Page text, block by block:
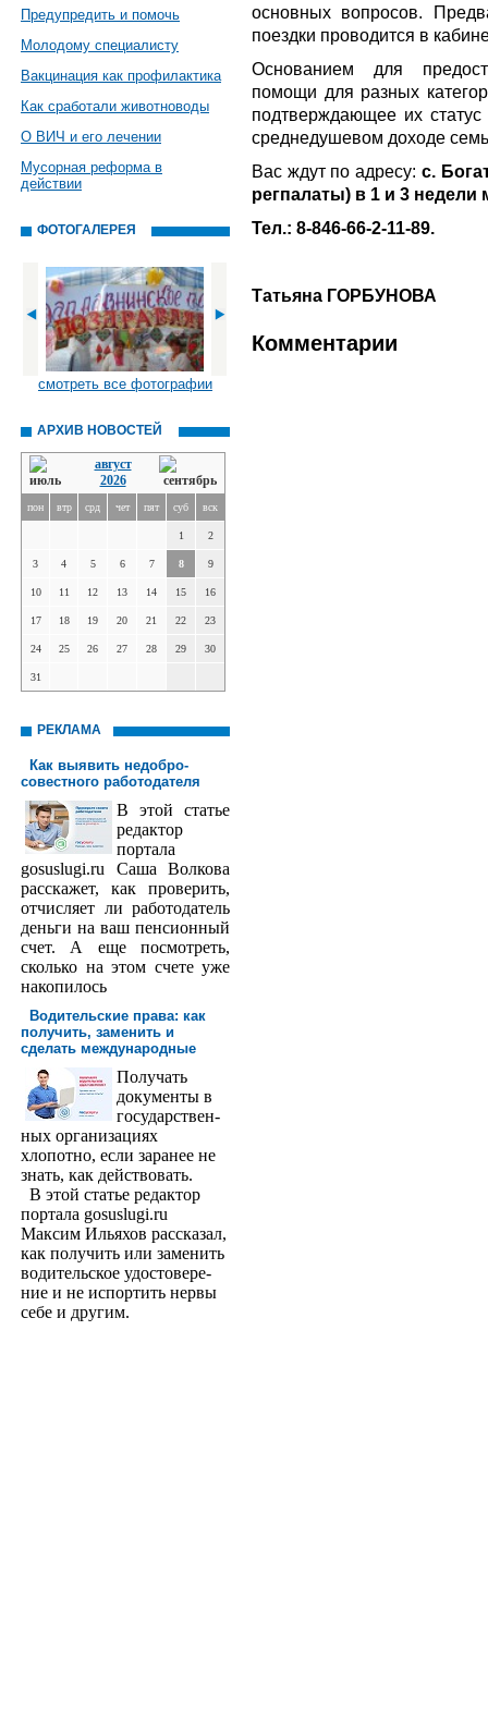
Предупредить и помочь
Молодому специалисту
Вакцинация как профилактика
Как сработали животноводы
О ВИЧ и его лечении
Мусорная реформа в
действии
ФОТОГАЛЕРЕЯ
смотреть все фотографии
АРХИВ НОВОСТЕЙ
август
2026
пон втр срд чет пят суб вск
1 2
3 4 5 6 7 8 9
10 11 12 13 14 15 16
17 18 19 20 21 22 23
24 25 26 27 28 29 30
31
РЕКЛАМА
Как выявить недобро­
совестного работодателя
В этой статье
редактор
порта­ла
gosuslugi.ru Саша Волкова
расскажет, как проверить,
отчисляет ли работодатель
деньги на ваш пенсионный
счет. А еще посмотреть,
сколько на этом счете уже
накопилось
Водительские права: как
получить, заменить и
сделать международ­ные
Получать
доку­менты в
государствен­
ных организациях
хлопотно, если заранее не
знать, как действовать.
В этой статье редактор
портала gosuslugi.ru
Максим Ильяхов рассказал,
как получить или заменить
водительское удостовере­
ние и не испортить нервы
себе и другим.
основных вопросов.
поездки проводится в
Основанием для
помощи для разных
подтверждающее их
среднедушевом доходе
Вас ждут по адресу: с.
регпалаты) в 1 и 3 недели
Тел.: 8-846-66-2-11-89.
Татьяна ГОРБУНОВА
Комментарии